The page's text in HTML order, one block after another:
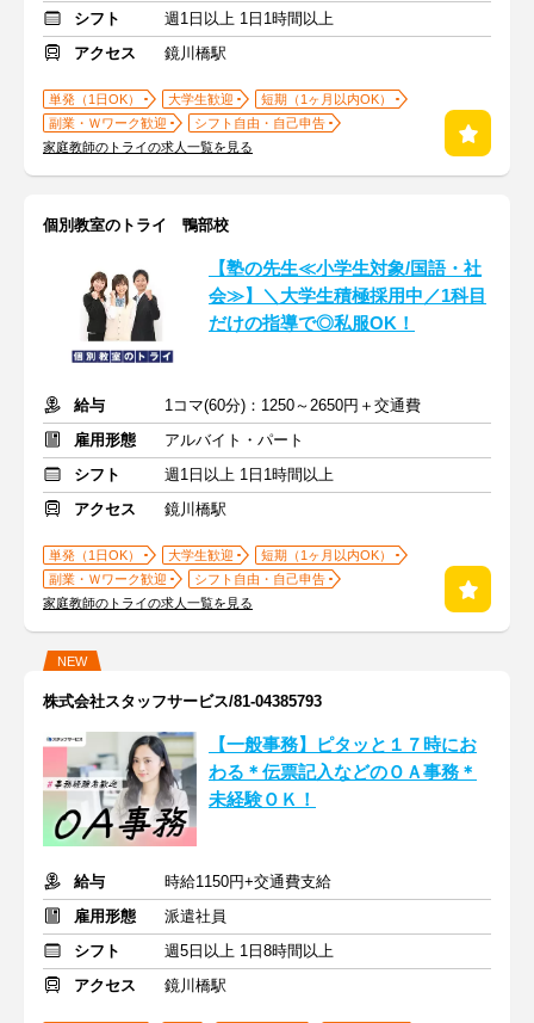
シフト
週1日以上 1日1時間以上
アクセス
鏡川橋駅
単発（1日OK） 大学生歓迎
短期（1ヶ月以内OK）
副業・Ｗワーク歓迎
シフト自由・自己申告
家庭教師のトライの求人一覧を見る
個別教室のトライ 鴨部校
【塾の先生≪小学生対象/国語・社
会≫】＼大学生積極採用中／1科目
だけの指導で◎私服OK！
給与
1コマ(60分)：1250～2650円＋交通費
雇用形態
アルバイト・パート
シフト
週1日以上 1日1時間以上
アクセス
鏡川橋駅
単発（1日OK） 大学生歓迎
短期（1ヶ月以内OK）
副業・Ｗワーク歓迎
シフト自由・自己申告
家庭教師のトライの求人一覧を見る
NEW
株式会社スタッフサービス/81-04385793
【一般事務】ピタッと１７時にお
わる＊伝票記入などのＯＡ事務＊
未経験ＯＫ！
給与
時給1150円+交通費支給
雇用形態
派遣社員
シフト
週5日以上 1日8時間以上
アクセス
鏡川橋駅